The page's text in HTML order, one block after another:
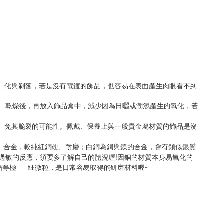
剝落，若是沒有電鍍的飾品，也容易在表面產生肉眼看不到
燥後，再放入飾品盒中，減少因為日曬或潮濕產生的氧化，若
脆裂的可能性。佩戴、保養上與一般貴金屬材質的飾品是沒
金，較純紅銅硬、耐磨；白銅為銅與鎳的合金，會有類似銀質
的反應，須要多了解自己的體況喔!因銅的材質本身易氧化的
等極 細微粒，是日常容易取得的研磨材料喔~